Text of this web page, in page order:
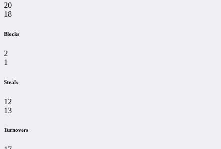
20
18
Blocks
2
1
Steals
12
13
Turnovers